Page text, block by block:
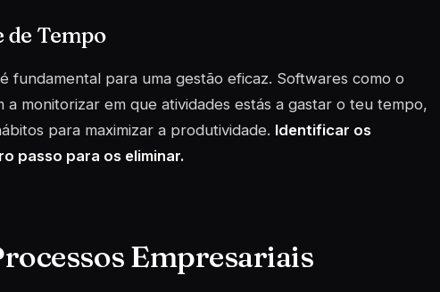
de Tempo
fundamental para uma gestão eficaz. Softwares como o
a monitorizar em que atividades estás a gastar o teu tempo,
para maximizar a produtividade. Identificar os
passo para os eliminar.
Empresariais